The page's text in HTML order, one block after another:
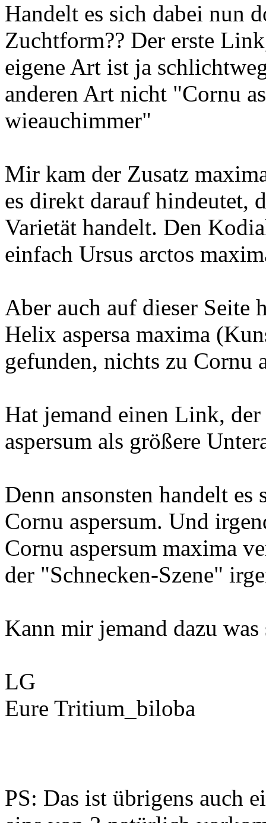
Handelt es sich dabei nun
Zuchtform?? Der erste
eigene Art ist ja
anderen Art nicht "Cornu
wieauchimmer"
Mir kam der Zusatz
es direkt darauf hindeutet,
Varietät handelt. Den
einfach Ursus arctos
Aber auch auf dieser Seite
Helix aspersa maxima
gefunden, nichts zu Cornu
Hat jemand einen Link,
aspersum als größere
Denn ansonsten handelt
Cornu aspersum. Und
Cornu aspersum maxima
der "Schnecken-Szene"
Kann mir jemand dazu was
LG
Eure Tritium_biloba
PS: Das ist übrigens auch